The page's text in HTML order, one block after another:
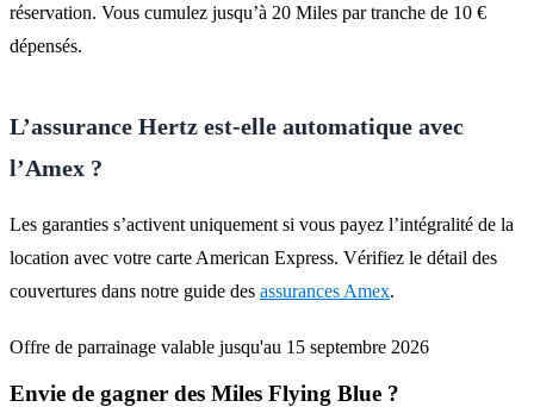
réservation. Vous cumulez jusqu’à 20 Miles par tranche de 10 €
dépensés.
L’assurance Hertz est-elle automatique avec
l’Amex ?
Les garanties s’activent uniquement si vous payez l’intégralité de la
location avec votre carte American Express. Vérifiez le détail des
couvertures dans notre guide des assurances Amex.
Offre de parrainage valable jusqu'au 15 septembre 2026
Envie de gagner des Miles Flying Blue ?